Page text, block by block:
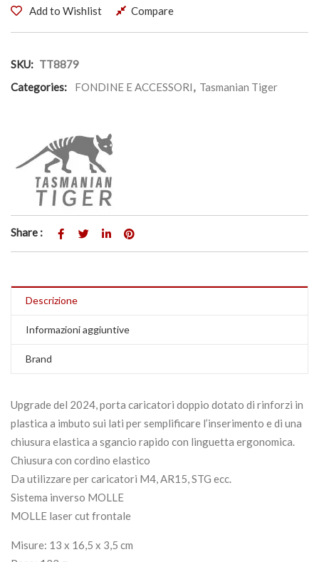
Add to Wishlist Compare
SKU: TT8879
Categories:
FONDINE E ACCESSORI, Tasmanian Tiger
Share :
Descrizione
Informazioni aggiuntive
Brand
Upgrade del 2024, porta caricatori doppio dotato di rinforzi in
plastica a imbuto sui lati per semplificare l’inserimento e di una
chiusura elastica a sgancio rapido con linguetta ergonomica.
Chiusura con cordino elastico
Da utilizzare per caricatori M4, AR15, STG ecc.
Sistema inverso MOLLE
MOLLE laser cut frontale
Misure: 13 x 16,5 x 3,5 cm